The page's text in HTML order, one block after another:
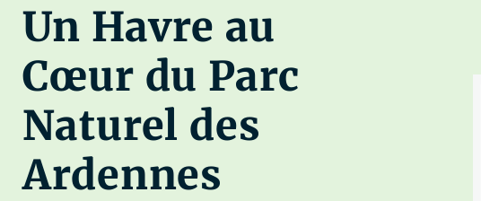
Un Havre au
Cœur du Parc
Naturel des
Ardennes